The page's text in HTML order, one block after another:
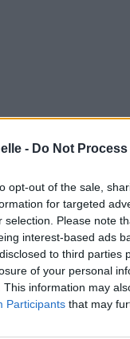
- Do Not
opt-out of the sale,
for targeted
selection. Please note
interest-based ads
to third parties
of your personal
This information may
Participants that may
(louer, louer)